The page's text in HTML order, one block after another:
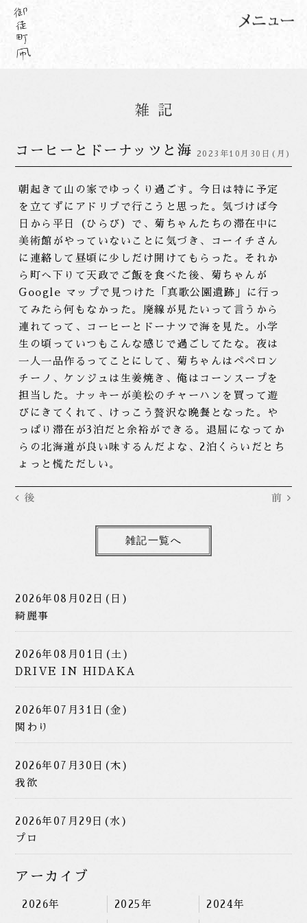
コーヒーとドーナッツと海 2023年10月30日(月)
朝起きて山の家でゆっくり過ごす。今日は特に予定
を立てずにアドリブで行こうと思った。気づけば今
日から平日（ひらび）で、菊ちゃんたちの滞在中に
美術館がやっていないことに気づき、コーイチさん
に連絡して昼頃に少しだけ開けてもらった。それか
ら町へ下りて天政でご飯を食べた後、菊ちゃんが
Google マップで見つけた「真歌公園遺跡」に行っ
てみたら何もなかった。廃線が見たいって言うから
連れてって、コーヒーとドーナツで海を見た。小学
生の頃っていつもこんな感じで過ごしてたな。夜は
一人一品作るってことにして、菊ちゃんはペペロン
チーノ、ケンジュは生姜焼き、俺はコーンスープを
担当した。ナッキーが美松のチャーハンを買って遊
びにきてくれて、けっこう贅沢な晩餐となった。や
っぱり滞在が3泊だと余裕ができる。退屈になってか
らの北海道が良い味するんだよな、2泊くらいだとち
ょっと慌ただしい。
後 前
雑記一覧へ
2026年08月02日(日)
綺麗事
2026年08月01日(土)
DRIVE IN HIDAKA
2026年07月31日(金)
関わり
2026年07月30日(木)
我欲
2026年07月29日(水)
プロ
アーカイブ
2026年 2025年 2024年